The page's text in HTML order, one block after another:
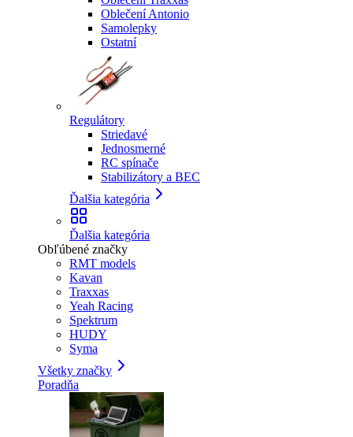
Oblečení Antonio
Samolepky
Ostatní
Regulátory
Striedavé
Jednosmerné
RC spínače
Stabilizátory a BEC
Ďalšia kategória
Ďalšia kategória
Obľúbené značky
RMT models
Kavan
Traxxas
Yeah Racing
Spektrum
HUDY
Syma
Všetky značky
Poradňa